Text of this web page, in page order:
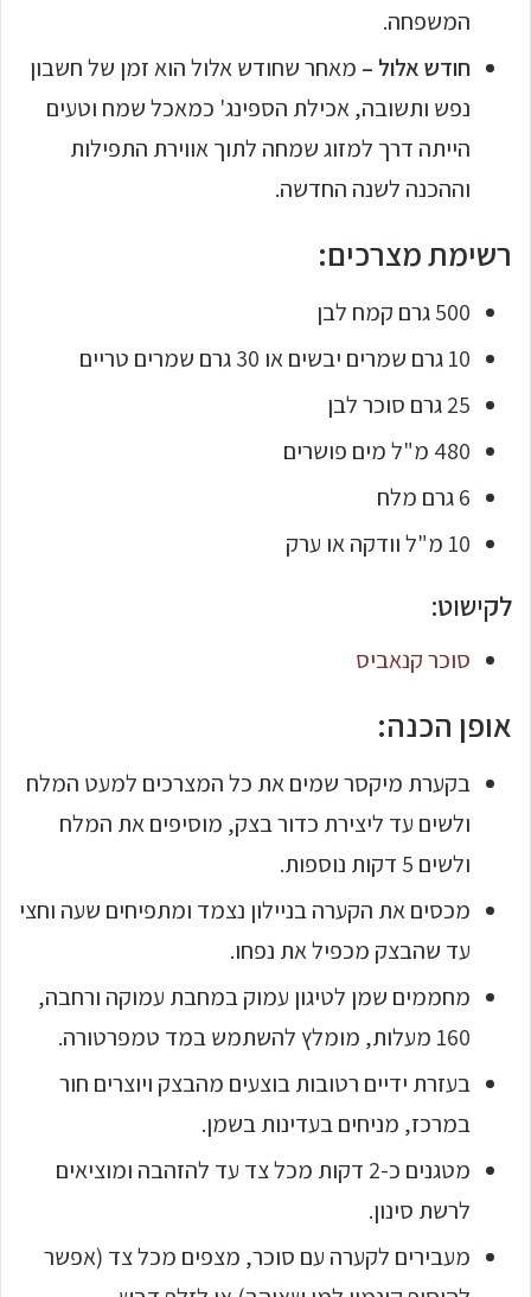
המשפחה.
חודש אלול – מאחר שחודש אלול הוא זמן של חשבון
נפש ותשובה, אכילת הספינג' כמאכל שמח וטעים
הייתה דרך למזוג שמחה לתוך אווירת התפילות
וההכנה לשנה החדשה.
רשימת מצרכים:
500 גרם קמח לבן
10 גרם שמרים יבשים או 30 גרם שמרים טריים
25 גרם סוכר לבן
480 מ"ל מים פושרים
6 גרם מלח
10 מ"ל וודקה או ערק
לקישוט:
סוכר קנאביס
אופן הכנה:
בקערת מיקסר שמים את כל המצרכים למעט המלח
ולשים עד ליצירת כדור בצק, מוסיפים את המלח
ולשים 5 דקות נוספות.
מכסים את הקערה בניילון נצמד ומתפיחים שעה וחצי
עד שהבצק מכפיל את נפחו.
מחממים שמן לטיגון עמוק במחבת עמוקה ורחבה,
160 מעלות, מומלץ להשתמש במד טמפרטורה.
בעזרת ידיים רטובות בוצעים מהבצק ויוצרים חור
במרכז, מניחים בעדינות בשמן.
מטגנים כ-2 דקות מכל צד עד להזהבה ומוציאים
לרשת סינון.
מעבירים לקערה עם סוכר, מצפים מכל צד (אפשר